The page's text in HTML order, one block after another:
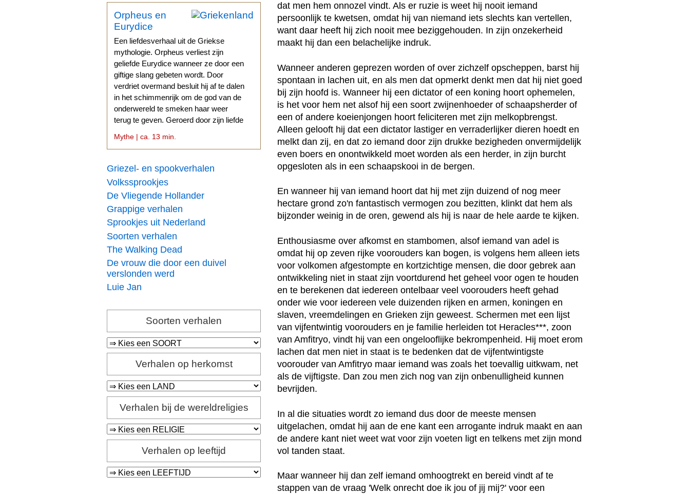
Orpheus en
Eurydice
Een liefdesverhaal uit de Griekse
mythologie. Orpheus verliest zijn
geliefde Eurydice wanneer ze door een
giftige slang gebeten wordt. Door
verdriet overmand besluit hij af te dalen
in het schimmenrijk om de god van de
onderwereld te smeken haar weer
terug te geven. Geroerd door zijn liefde
Mythe | ca. 13 min.
Griezel- en spookverhalen
Volkssprookjes
De Vliegende Hollander
Grappige verhalen
Sprookjes uit Nederland
Soorten verhalen
The Walking Dead
De vrouw die door een duivel
verslonden werd
Luie Jan
Soorten verhalen
Verhalen op herkomst
Verhalen bij de wereldreligies
Verhalen op leeftijd
dat men hem onnozel vindt. Als er ruzie is weet hij nooit iemand
persoonlijk te kwetsen, omdat hij van niemand iets slechts kan vertellen,
want daar heeft hij zich nooit mee beziggehouden. In zijn onzekerheid
maakt hij dan een belachelijke indruk.
Wanneer anderen geprezen worden of over zichzelf opscheppen, barst hij
spontaan in lachen uit, en als men dat opmerkt denkt men dat hij niet goed
bij zijn hoofd is. Wanneer hij een dictator of een koning hoort ophemelen,
is het voor hem net alsof hij een soort zwijnenhoeder of schaapsherder of
een of andere koeienjongen hoort feliciteren met zijn melkopbrengst.
Alleen gelooft hij dat een dictator lastiger en verraderlijker dieren hoedt en
melkt dan zij, en dat zo iemand door zijn drukke bezigheden onvermijdelijk
even boers en onontwikkeld moet worden als een herder, in zijn burcht
opgesloten als in een schaapskooi in de bergen.
En wanneer hij van iemand hoort dat hij met zijn duizend of nog meer
hectare grond zo'n fantastisch vermogen zou bezitten, klinkt dat hem als
bijzonder weinig in de oren, gewend als hij is naar de hele aarde te kijken.
Enthousiasme over afkomst en stambomen, alsof iemand van adel is
omdat hij op zeven rijke voorouders kan bogen, is volgens hem alleen iets
voor volkomen afgestompte en kortzichtige mensen, die door gebrek aan
ontwikkeling niet in staat zijn voortdurend het geheel voor ogen te houden
en te berekenen dat iedereen ontelbaar veel voorouders heeft gehad
onder wie voor iedereen vele duizenden rijken en armen, koningen en
slaven, vreemdelingen en Grieken zijn geweest. Schermen met een lijst
van vijfentwintig voorouders en je familie herleiden tot Heracles***, zoon
van Amfitryo, vindt hij van een ongelooflijke bekrompenheid. Hij moet erom
lachen dat men niet in staat is te bedenken dat de vijfentwintigste
voorouder van Amfitryo maar iemand was zoals het toevallig uitkwam, net
als de vijftigste. Dan zou men zich nog van zijn onbenulligheid kunnen
bevrijden.
In al die situaties wordt zo iemand dus door de meeste mensen
uitgelachen, omdat hij aan de ene kant een arrogante indruk maakt en aan
de andere kant niet weet wat voor zijn voeten ligt en telkens met zijn mond
vol tanden staat.
Maar wanneer hij dan zelf iemand omhoogtrekt en bereid vindt af te
stappen van de vraag 'Welk onrecht doe ik jou of jij mij?' voor een